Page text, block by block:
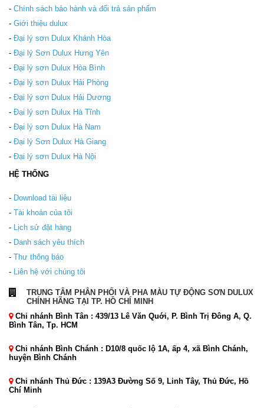
- Chính sách bảo hành và đổi trả sản phẩm
- Giới thiệu dulux
- Đại lý sơn Dulux Khánh Hòa
- Đại lý Sơn Dulux Hưng Yên
- Đại lý sơn Dulux Hòa Bình
- Đại lý sơn Dulux Hải Phòng
- Đại lý sơn Dulux Hải Dương
- Đại lý sơn Dulux Hà Tĩnh
- Đại lý sơn Dulux Hà Nam
- Đại lý Sơn Dulux Hà Giang
- Đại lý sơn Dulux Hà Nội
HỆ THỐNG
- Download tài liệu
- Tài khoản của tôi
- Lịch sử đặt hàng
- Danh sách yêu thích
- Thư thông báo
- Liên hệ với chúng tôi
TRUNG TÂM PHÂN PHỐI VÀ PHA MÀU TỰ ĐỘNG SƠN DULUX
CHÍNH HÃNG TẠI TP. HỒ CHÍ MINH
Chi nhánh Bình Tân : 439/13 Lê Văn Quới, P. Bình Trị Đông A, Q.
Bình Tân, Tp. HCM
Chi nhánh Bình Chánh : D10/8 quốc lộ 1A, ấp 4, xã Bình Chánh,
huyện Bình Chánh
Chi nhánh Thủ Đức : 139A3 Đường Số 9, Linh Tây, Thủ Đức, Hồ
Chí Minh